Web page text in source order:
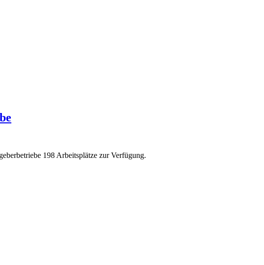
198 Arbeitsplätze zur Verfügung.